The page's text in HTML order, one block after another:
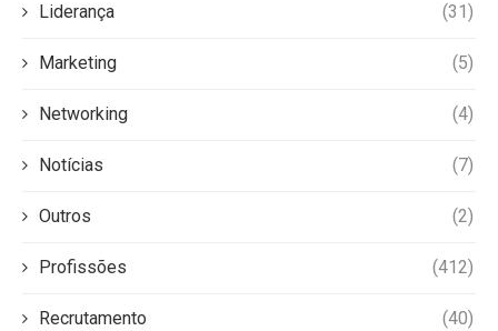
Liderança (31)
Marketing (5)
Networking (4)
Notícias (7)
Outros (2)
Profissões (412)
Recrutamento (40)